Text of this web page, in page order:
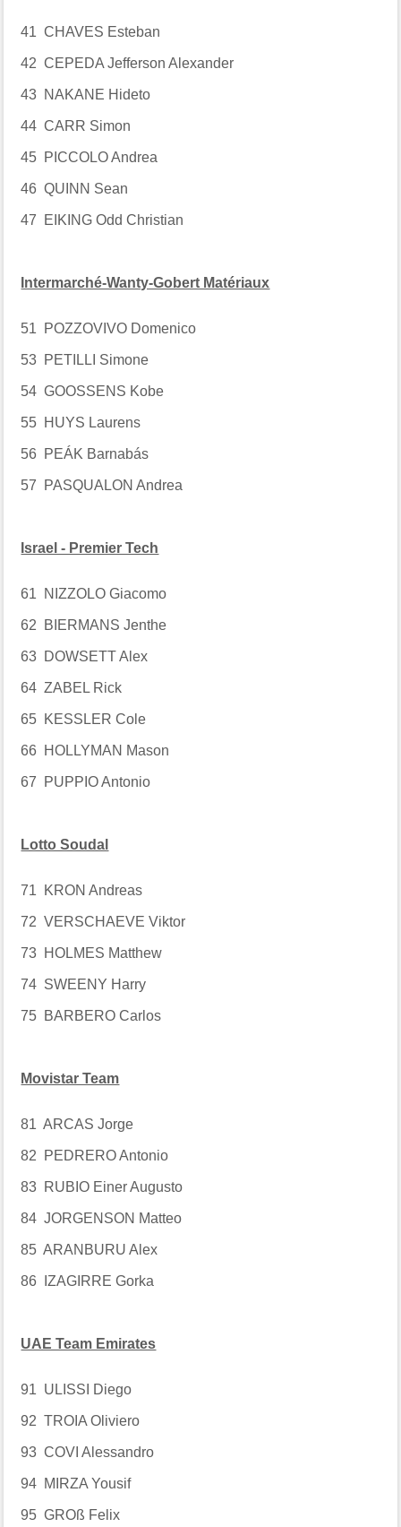
41 CHAVES Esteban
42 CEPEDA Jefferson Alexander
43 NAKANE Hideto
44 CARR Simon
45 PICCOLO Andrea
46 QUINN Sean
47 EIKING Odd Christian
Intermarché-Wanty-Gobert Matériaux
51 POZZOVIVO Domenico
53 PETILLI Simone
54 GOOSSENS Kobe
55 HUYS Laurens
56 PEÁK Barnabás
57 PASQUALON Andrea
Israel - Premier Tech
61 NIZZOLO Giacomo
62 BIERMANS Jenthe
63 DOWSETT Alex
64 ZABEL Rick
65 KESSLER Cole
66 HOLLYMAN Mason
67 PUPPIO Antonio
Lotto Soudal
71 KRON Andreas
72 VERSCHAEVE Viktor
73 HOLMES Matthew
74 SWEENY Harry
75 BARBERO Carlos
Movistar Team
81 ARCAS Jorge
82 PEDRERO Antonio
83 RUBIO Einer Augusto
84 JORGENSON Matteo
85 ARANBURU Alex
86 IZAGIRRE Gorka
UAE Team Emirates
91 ULISSI Diego
92 TROIA Oliviero
93 COVI Alessandro
94 MIRZA Yousif
95 GROß Felix